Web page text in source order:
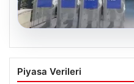
05.08.2026
Avcılar
şüpheli gözaltına
Piyasa Verileri